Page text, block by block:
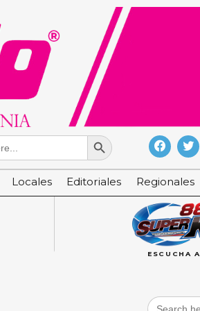
Search Button
Locales Editoriales Regionales
ESCUCHA
Search